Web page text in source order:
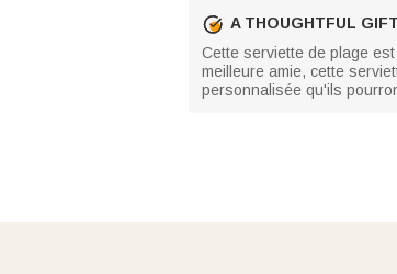
A THOUGHTFUL GIFT
Cette serviette de plage
meilleure amie, cette
personnalisée qu'ils